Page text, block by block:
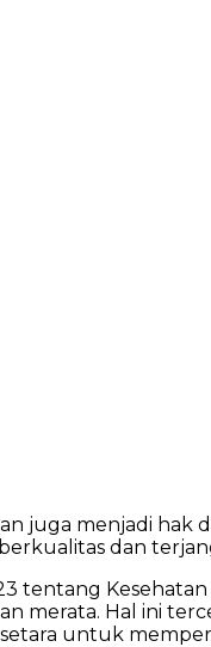
juga menjadi
dan
tentang
merata. Hal ini
untuk